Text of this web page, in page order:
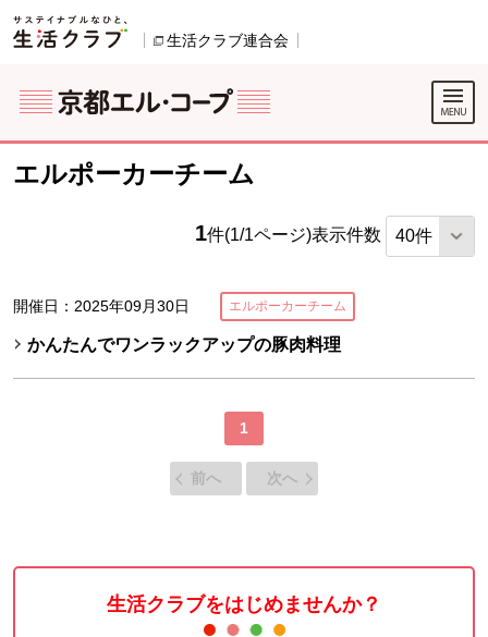
ページの先頭です。
別のウィンドウで開きます。
生活クラブ連合会
エルポーカーチーム
1件(1/1ページ)表示件数
開催日：2025年09月30日 エルポーカーチーム
かんたんでワンラックアップの豚肉料理
1
前へ 次へ
生活クラブをはじめませんか？